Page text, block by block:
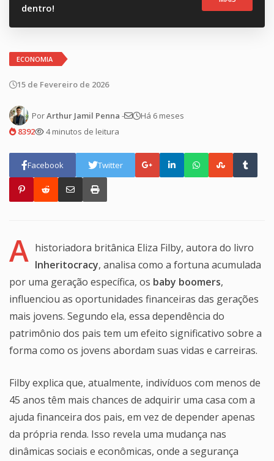
dentro!
ECONOMIA
15 de Fevereiro de 2026
PorArthur Jamil Penna -
Há 6 meses
8392
4 minutos de leitura
Facebook Twitter
A historiadora britânica Eliza Filby, autora do livro
Inheritocracy, analisa como a fortuna acumulada
por uma geração específica, os baby boomers,
influenciou as oportunidades financeiras das gerações
mais jovens. Segundo ela, essa dependência do
patrimônio dos pais tem um efeito significativo sobre a
forma como os jovens abordam suas vidas e carreiras.
Filby explica que, atualmente, indivíduos com menos de
45 anos têm mais chances de adquirir uma casa com a
ajuda financeira dos pais, em vez de depender apenas
da própria renda. Isso revela uma mudança nas
dinâmicas sociais e econômicas, onde a segurança